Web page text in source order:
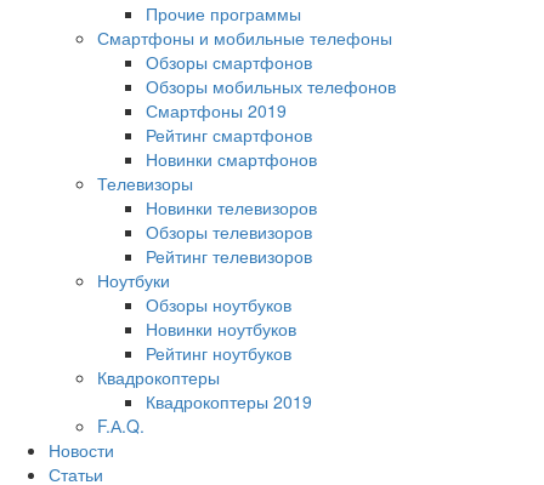
Прочие программы
Смартфоны и мобильные телефоны
Обзоры смартфонов
Обзоры мобильных телефонов
Смартфоны 2019
Рейтинг смартфонов
Новинки смартфонов
Телевизоры
Новинки телевизоров
Обзоры телевизоров
Рейтинг телевизоров
Ноутбуки
Обзоры ноутбуков
Новинки ноутбуков
Рейтинг ноутбуков
Квадрокоптеры
Квадрокоптеры 2019
F.А.Q.
Новости
Статьи